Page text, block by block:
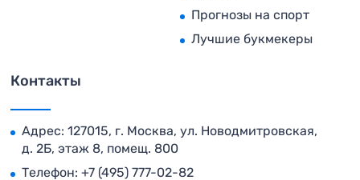
Прогнозы на спорт
Лучшие букмекеры
Контакты
Адрес: 127015, г. Москва, ул. Новодмитровская,
д. 2Б, этаж 8, помещ. 800
Телефон: +7 (495) 777-02-82